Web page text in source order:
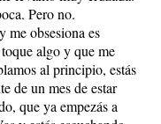
Pero no.
me obsesiona es
algo y que me
al principio, estás
de un mes de estar
que ya empezás a